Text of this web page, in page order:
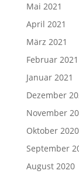
Mai 2021
April 2021
März 2021
Februar 2021
Januar 2021
Dezember
November
Oktober 2020
September
August 2020